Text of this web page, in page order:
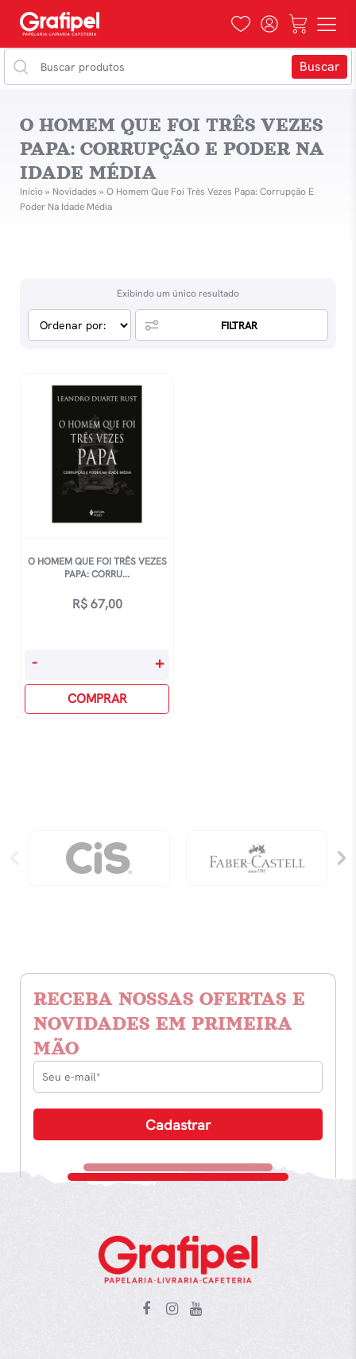
O HOMEM QUE FOI TRÊS VEZES
PAPA: CORRUPÇÃO E PODER NA
IDADE MÉDIA
Início» Novidades » O Homem Que Foi Três Vezes Papa: Corrupção E
Poder Na Idade Média
Exibindo um único resultado
FILTRAR
O HOMEM QUE FOI TRÊS VEZES
PAPA: CORRU...
R$67,00
O
Foi
- +
COMPRAR
RECEBA NOSSAS OFERTAS E
NOVIDADES EM PRIMEIRA
MÃO